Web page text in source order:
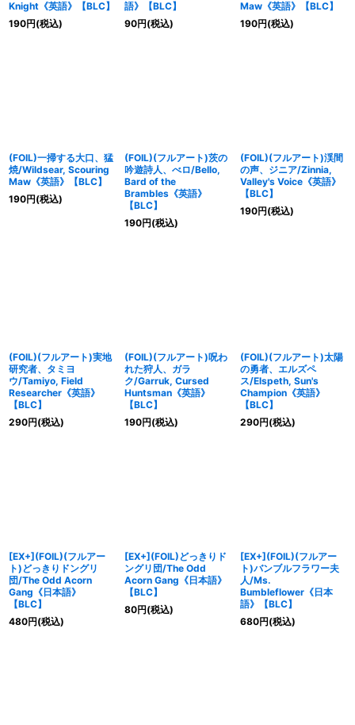
Knight《英語》【BLC】
190円(税込)
語》【BLC】
90円(税込)
Maw《英語》【BLC】
190円(税込)
(FOIL)一掃する大口、猛
焼/Wildsear, Scouring
Maw《英語》【BLC】
190円(税込)
(FOIL)(フルアート)茨の
吟遊詩人、べロ/Bello,
Bard of the
Brambles《英語》
【BLC】
190円(税込)
(FOIL)(フルアート)渓間
の声、ジニア/Zinnia,
Valley's Voice《英語》
【BLC】
190円(税込)
(FOIL)(フルアート)実地
研究者、タミヨ
ウ/Tamiyo, Field
Researcher《英語》
【BLC】
290円(税込)
(FOIL)(フルアート)呪わ
れた狩人、ガラ
ク/Garruk, Cursed
Huntsman《英語》
【BLC】
190円(税込)
(FOIL)(フルアート)太陽
の勇者、エルズペ
ス/Elspeth, Sun's
Champion《英語》
【BLC】
290円(税込)
[EX+](FOIL)(フルアー
ト)どっきりドングリ
団/The Odd Acorn
Gang《日本語》
【BLC】
480円(税込)
[EX+](FOIL)どっきりド
ングリ団/The Odd
Acorn Gang《日本語》
【BLC】
80円(税込)
[EX+](FOIL)(フルアー
ト)バンブルフラワー夫
人/Ms.
Bumbleflower《日本
語》【BLC】
680円(税込)